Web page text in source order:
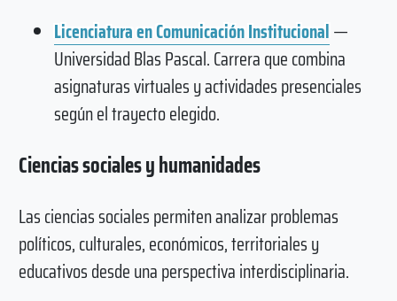
Licenciatura en Comunicación Institucional—
Universidad Blas Pascal. Carrera que combina
asignaturas virtuales y actividades presenciales
según el trayecto elegido.
Ciencias sociales y humanidades
Las ciencias sociales permiten analizar problemas
políticos, culturales, económicos, territoriales y
educativos desde una perspectiva interdisciplinaria.